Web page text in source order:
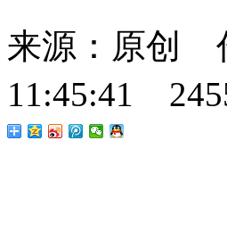
来源：原创
11:45:41